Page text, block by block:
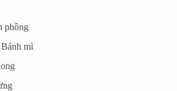
phồng
mì